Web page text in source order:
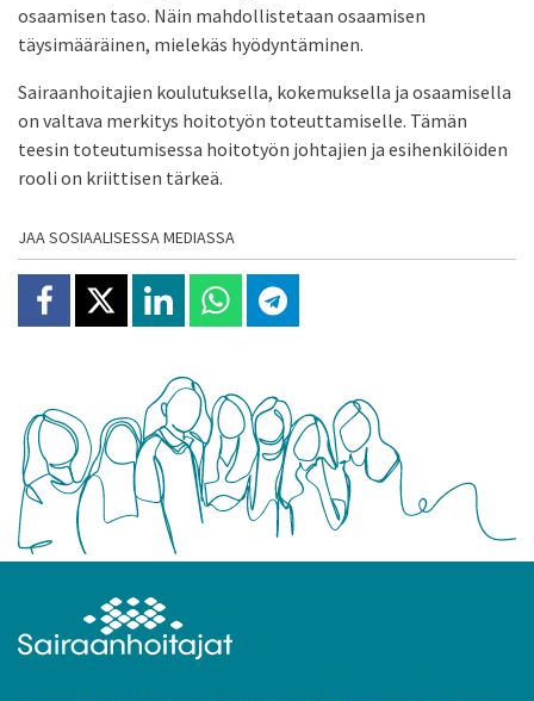
osaamisen taso. Näin mahdollistetaan osaamisen
täysimääräinen, mielekäs hyödyntäminen.
Sairaanhoitajien koulutuksella, kokemuksella ja osaamisella
on valtava merkitys hoitotyön toteuttamiselle. Tämän
teesin toteutumisessa hoitotyön johtajien ja esihenkilöiden
rooli on kriittisen tärkeä.
JAA SOSIAALISESSA MEDIASSA
Jaa Facebookissa
Jaa X:ssäJaa Linkedinissä
Jaa Whatsappissa
Jaa Telegramissa